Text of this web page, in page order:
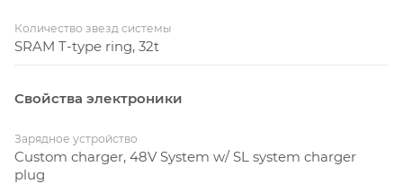
Количество звезд системы
SRAM T-type ring, 32t
Свойства электроники
Зарядное устройство
Custom charger, 48V System w/ SL system charger
plug